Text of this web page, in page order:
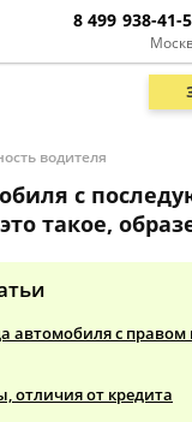
8 499 938-41-
водителя
с
такое,
автомобиля с
отличия от кредита